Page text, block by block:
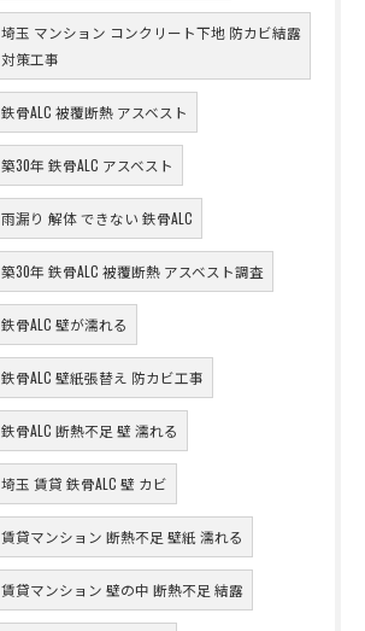
埼玉 マンション コンクリート下地 防カビ結露
対策工事
鉄骨ALC 被覆断熱 アスベスト
築30年 鉄骨ALC アスベスト
雨漏り 解体 できない 鉄骨ALC
築30年 鉄骨ALC 被覆断熱 アスベスト調査
鉄骨ALC 壁が濡れる
鉄骨ALC 壁紙張替え 防カビ工事
鉄骨ALC 断熱不足 壁 濡れる
埼玉 賃貸 鉄骨ALC 壁 カビ
賃貸マンション 断熱不足 壁紙 濡れる
賃貸マンション 壁の中 断熱不足 結露